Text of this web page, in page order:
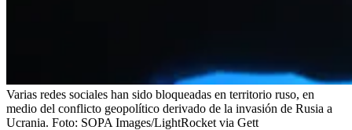
Varias redes sociales han sido bloqueadas en territorio ruso, en
medio del conflicto geopolítico derivado de la invasión de Rusia a
Ucrania. Foto: SOPA Images/LightRocket via Gett